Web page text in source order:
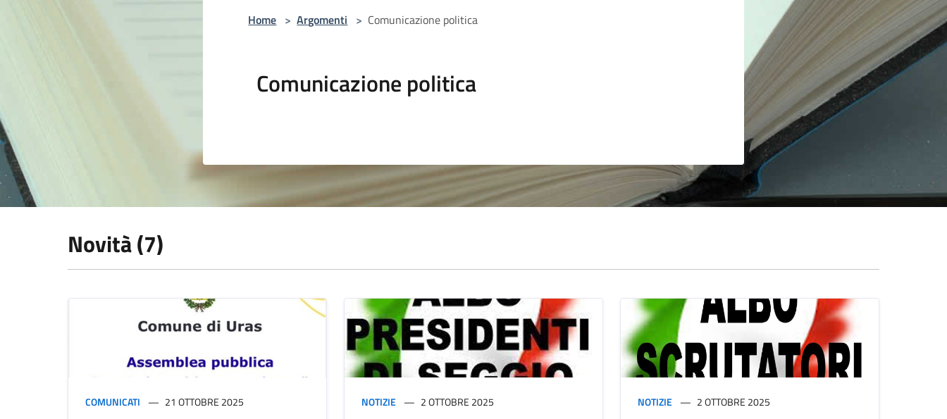
Home > Argomenti > Comunicazione politica
Comunicazione politica
Novità (7)
COMUNICATI 21 OTTOBRE 2025 NOTIZIE 2 OTTOBRE 2025 NOTIZIE 2 OTTOBRE 2025